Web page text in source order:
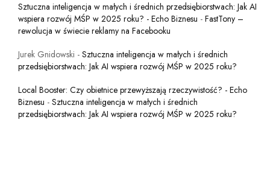
Sztuczna inteligencja w małych i średnich przedsiębiorstwach: Jak AI
wspiera rozwój MŚP w 2025 roku? - Echo Biznesu - FastTony –
rewolucja w świecie reklamy na Facebooku
Jurek Gnidowski - Sztuczna inteligencja w małych i średnich
przedsiębiorstwach: Jak AI wspiera rozwój MŚP w 2025 roku?
Local Booster: Czy obietnice przewyższają rzeczywistość? - Echo
Biznesu - Sztuczna inteligencja w małych i średnich
przedsiębiorstwach: Jak AI wspiera rozwój MŚP w 2025 roku?